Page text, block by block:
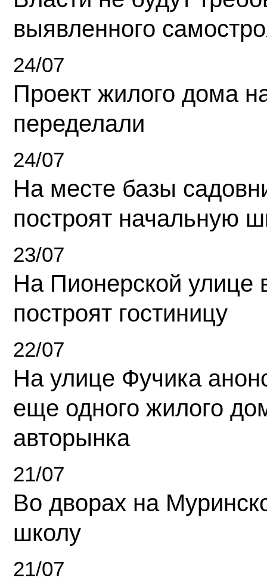
выявленного
24/07
Проект жилого дома
переделали
24/07
На месте базы
построят начальную
23/07
На Пионерской улице
построят гостиницу
22/07
На улице Фучика
еще одного жилого
авторынка
21/07
Во дворах на
школу
21/07